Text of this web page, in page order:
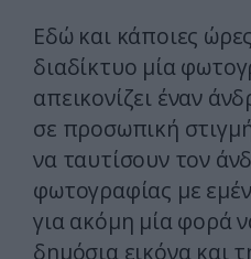
Εδώ και κάποιες
διαδίκτυο μία
απεικονίζει έναν
σε προσωπική
να ταυτίσουν τον
φωτογραφίας με
για ακόμη μία φορά
δημόσια εικόνα και